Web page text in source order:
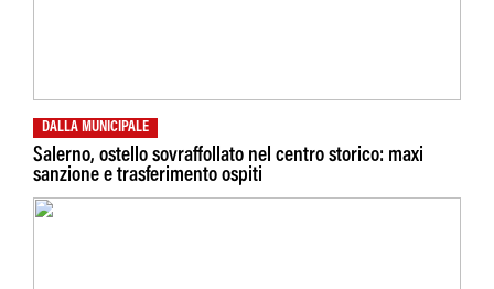
DALLA MUNICIPALE
Salerno, ostello sovraffollato nel centro storico: maxi
sanzione e trasferimento ospiti